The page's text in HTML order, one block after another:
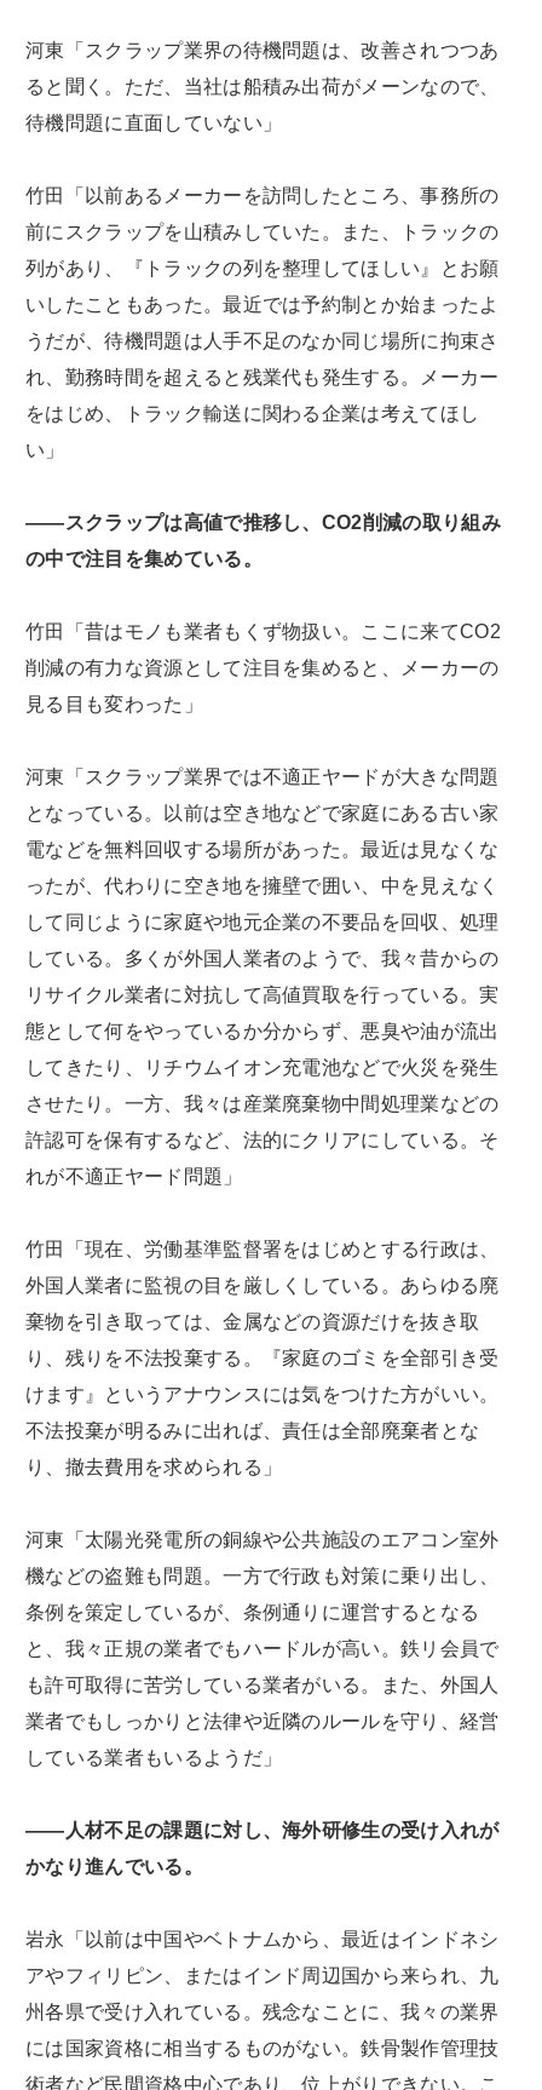
河東「スクラップ業界の待機問題は、改善されつつあ
ると聞く。ただ、当社は船積み出荷がメーンなので、
待機問題に直面していない」
竹田「以前あるメーカーを訪問したところ、事務所の
前にスクラップを山積みしていた。また、トラックの
列があり、『トラックの列を整理してほしい』とお願
いしたこともあった。最近では予約制とか始まったよ
うだが、待機問題は人手不足のなか同じ場所に拘束さ
れ、勤務時間を超えると残業代も発生する。メーカー
をはじめ、トラック輸送に関わる企業は考えてほし
い」
――スクラップは高値で推移し、CO2削減の取り組み
の中で注目を集めている。
竹田「昔はモノも業者もくず物扱い。ここに来てCO2
削減の有力な資源として注目を集めると、メーカーの
見る目も変わった」
河東「スクラップ業界では不適正ヤードが大きな問題
となっている。以前は空き地などで家庭にある古い家
電などを無料回収する場所があった。最近は見なくな
ったが、代わりに空き地を擁壁で囲い、中を見えなく
して同じように家庭や地元企業の不要品を回収、処理
している。多くが外国人業者のようで、我々昔からの
リサイクル業者に対抗して高値買取を行っている。実
態として何をやっているか分からず、悪臭や油が流出
してきたり、リチウムイオン充電池などで火災を発生
させたり。一方、我々は産業廃棄物中間処理業などの
許認可を保有するなど、法的にクリアにしている。そ
れが不適正ヤード問題」
竹田「現在、労働基準監督署をはじめとする行政は、
外国人業者に監視の目を厳しくしている。あらゆる廃
棄物を引き取っては、金属などの資源だけを抜き取
り、残りを不法投棄する。『家庭のゴミを全部引き受
けます』というアナウンスには気をつけた方がいい。
不法投棄が明るみに出れば、責任は全部廃棄者とな
り、撤去費用を求められる」
河東「太陽光発電所の銅線や公共施設のエアコン室外
機などの盗難も問題。一方で行政も対策に乗り出し、
条例を策定しているが、条例通りに運営するとなる
と、我々正規の業者でもハードルが高い。鉄リ会員で
も許可取得に苦労している業者がいる。また、外国人
業者でもしっかりと法律や近隣のルールを守り、経営
している業者もいるようだ」
――人材不足の課題に対し、海外研修生の受け入れが
かなり進んでいる。
岩永「以前は中国やベトナムから、最近はインドネシ
アやフィリピン、またはインド周辺国から来られ、九
州各県で受け入れている。残念なことに、我々の業界
には国家資格に相当するものがない。鉄骨製作管理技
術者など民間資格中心であり、位上がりできない。こ